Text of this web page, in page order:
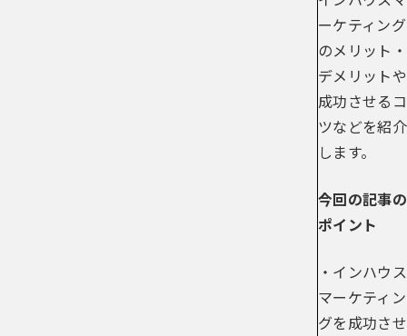
ーケティング
のメリット・
デメリットや
成功させるコ
ツなどを紹介
します。
今回の記事の
ポイント
・インハウス
マーケティン
グを成功させ